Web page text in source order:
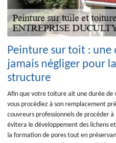
Peinture sur toit : une
jamais négliger pour
structure
Afin que votre toiture ait une durée de
vous procédiez à son remplacement
couvreurs professionnels de procéder
évitera le développement des lichens
la formation de pores tout en